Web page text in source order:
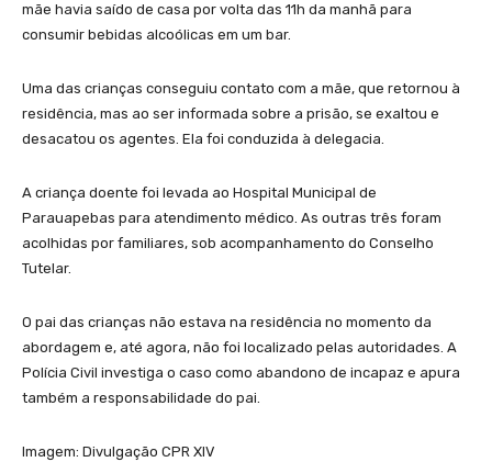
mãe havia saído de casa por volta das 11h da manhã para
consumir bebidas alcoólicas em um bar.
Uma das crianças conseguiu contato com a mãe, que retornou à
residência, mas ao ser informada sobre a prisão, se exaltou e
desacatou os agentes. Ela foi conduzida à delegacia.
A criança doente foi levada ao Hospital Municipal de
Parauapebas para atendimento médico. As outras três foram
acolhidas por familiares, sob acompanhamento do Conselho
Tutelar.
O pai das crianças não estava na residência no momento da
abordagem e, até agora, não foi localizado pelas autoridades. A
Polícia Civil investiga o caso como abandono de incapaz e apura
também a responsabilidade do pai.
Imagem: Divulgação CPR XIV